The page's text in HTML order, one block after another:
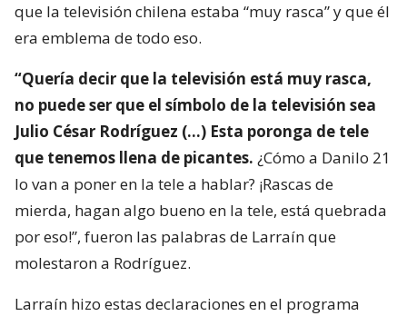
que la televisión chilena estaba “muy rasca” y que él
era emblema de todo eso.
“Quería decir que la televisión está muy rasca,
no puede ser que el símbolo de la televisión sea
Julio César Rodríguez (…) Esta poronga de tele
que tenemos llena de picantes. ¿Cómo a Danilo 21
lo van a poner en la tele a hablar? ¡Rascas de
mierda, hagan algo bueno en la tele, está quebrada
por eso!”, fueron las palabras de Larraín que
molestaron a Rodríguez.
Larraín hizo estas declaraciones en el programa